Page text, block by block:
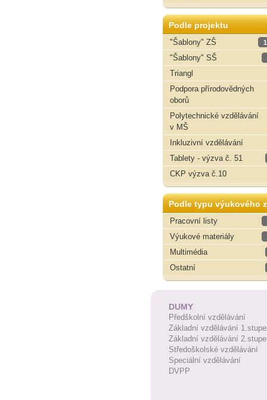
Podle projektu
"Šablony" ZŠ
"Šablony" SŠ
Triangl
Podpora přírodovědných
oborů
Polytechnické vzdělávání
v MŠ
Inkluzivní vzdělávání
Tablety - výzva č. 51
CKP výzva č.10
Podle typu výukového
Pracovní listy
Výukové materiály
Multimédia
Ostatní
DUMY
Předškolní vzdělávání
Základní vzdělávání
Základní vzdělávání
Středoškolské vzdělávání
Speciální vzdělávání
DVPP